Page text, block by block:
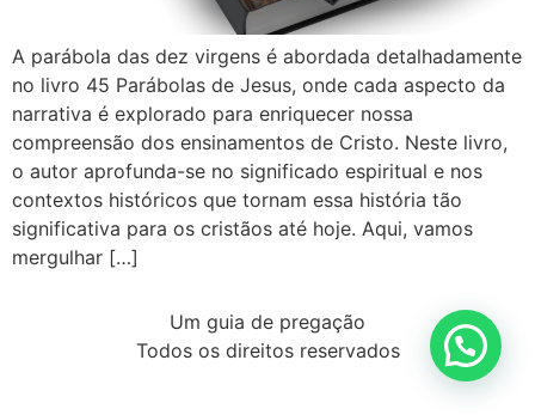
A parábola das dez virgens é abordada detalhadamente
no livro 45 Parábolas de Jesus, onde cada aspecto da
narrativa é explorado para enriquecer nossa
compreensão dos ensinamentos de Cristo. Neste livro,
o autor aprofunda-se no significado espiritual e nos
contextos históricos que tornam essa história tão
significativa para os cristãos até hoje. Aqui, vamos
mergulhar […]
Um guia de pregação
Todos os direitos reservados